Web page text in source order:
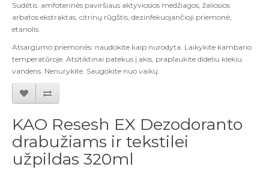
Sudėtis: amfoterinės paviršiaus aktyviosios medžiagos, žaliosios
arbatos ekstraktas, citrinų rūgštis, dezinfekuojančioji priemonė,
etanolis.
Atsargumo priemonės: naudokite kaip nurodyta. Laikykite kambario
temperatūroje. Atsitiktinai patekus į akis, praplaukite dideliu kiekiu
vandens. Nenurykite. Saugokite nuo vaikų.
KAO Resesh EX Dezodoranto
drabužiams ir tekstilei
užpildas 320ml